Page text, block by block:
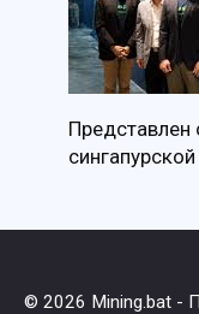
Представлен
© 2026 Mining.bat -